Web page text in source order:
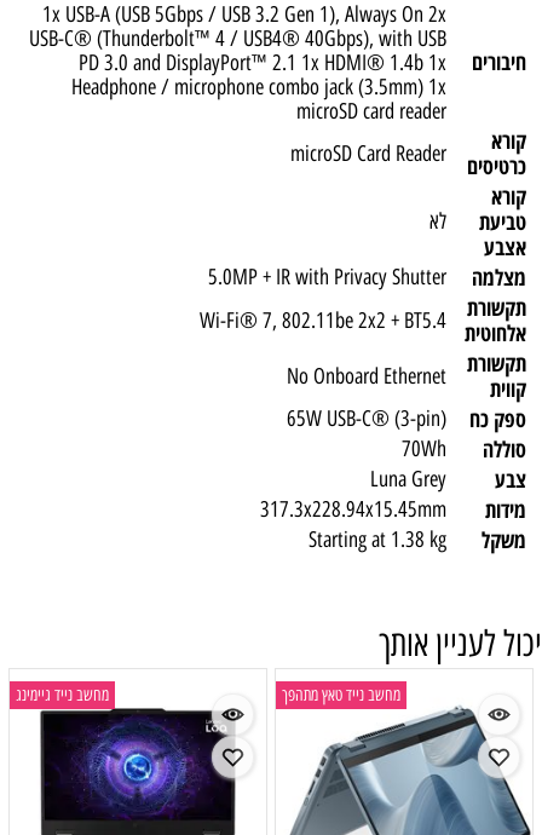
חיבורים
1x USB-A (USB 5Gbps / USB 3.2 Gen 1), Always On 2x
USB-C® (Thunderbolt™ 4 / USB4® 40Gbps), with USB
PD 3.0 and DisplayPort™ 2.1 1x HDMI® 1.4b 1x
Headphone / microphone combo jack (3.5mm) 1x
microSD card reader
קורא
כרטיסים
microSD Card Reader
קורא
טביעת
אצבע
לא
מצלמה 5.0MP + IR with Privacy Shutter
תקשורת
אלחוטית
Wi-Fi® 7, 802.11be 2x2 + BT5.4
תקשורת
קווית
No Onboard Ethernet
ספק כח 65W USB-C® (3-pin)
סוללה 70Wh
צבע Luna Grey
מידות 317.3x228.94x15.45mm
משקל Starting at 1.38 kg
יכול לעניין אותך
מחשב נייד טאץ מתהפך מחשב נייד גיימינג